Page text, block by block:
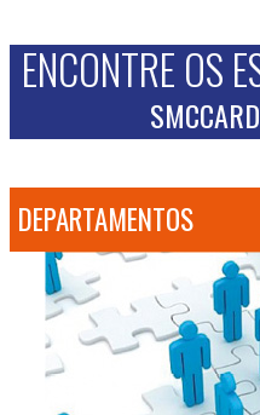
ENCONTRE OS
DEPARTAMENTOS